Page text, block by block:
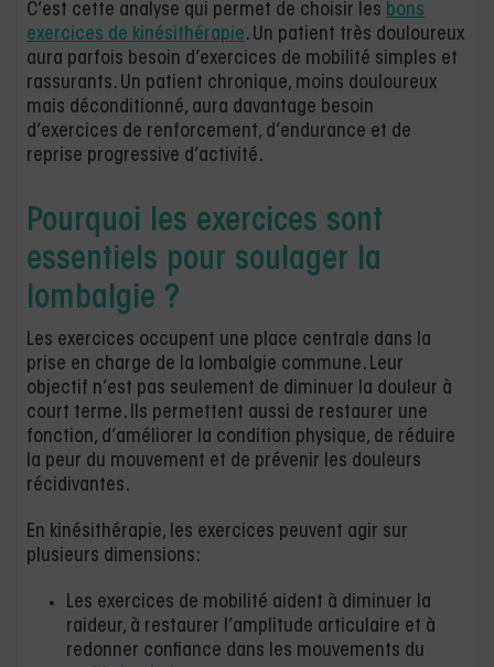
C’est cette analyse qui permet de choisir les bons
exercices de kinésithérapie. Un patient très douloureux
aura parfois besoin d’exercices de mobilité simples et
rassurants. Un patient chronique, moins douloureux
mais déconditionné, aura davantage besoin
d’exercices de renforcement, d’endurance et de
reprise progressive d’activité.
Pourquoi les exercices sont
essentiels pour soulager la
lombalgie ?
Les exercices occupent une place centrale dans la
prise en charge de la lombalgie commune. Leur
objectif n’est pas seulement de diminuer la douleur à
court terme. Ils permettent aussi de restaurer une
fonction, d’améliorer la condition physique, de réduire
la peur du mouvement et de prévenir les douleurs
récidivantes.
En kinésithérapie, les exercices peuvent agir sur
plusieurs dimensions:
Les exercices de mobilité aident à diminuer la
raideur, à restaurer l’amplitude articulaire et à
redonner confiance dans les mouvements du